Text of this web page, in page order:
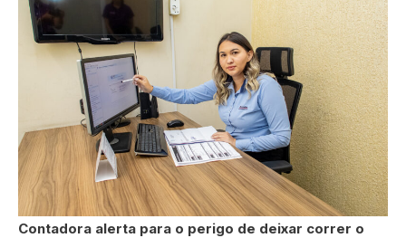
Contadora alerta para o perigo de deixar correr o